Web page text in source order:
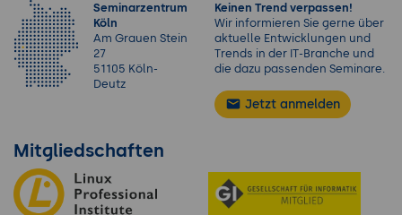
Seminarzentrum
Köln
Am Grauen Stein
27
51105 Köln-
Deutz
Keinen Trend verpassen!
Wir informieren Sie gerne über
aktuelle Entwicklungen und
Trends in der IT-Branche und
die dazu passenden Seminare.
Jetzt anmelden
Mitgliedschaften